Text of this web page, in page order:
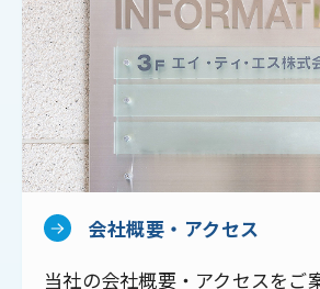
会社概要・アクセス
当社の会社概要・アクセスをご